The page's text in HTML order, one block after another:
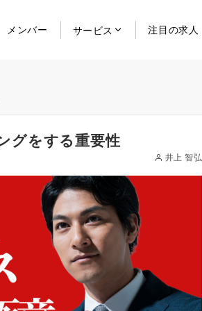
メンバー サービス 注目の求人
グをする重要性
井上 智弘